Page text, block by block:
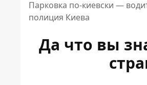
Парковка по-киевски —
полиция Киева
Да что вы